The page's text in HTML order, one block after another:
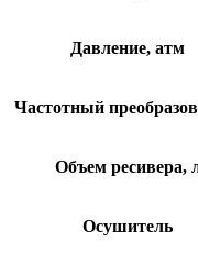
Давление, атм
Частотный
Объем ресивера,
Осушитель